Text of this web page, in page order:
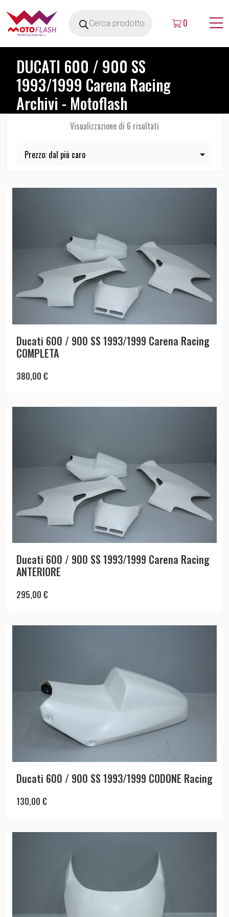
0
DUCATI 600 / 900 SS
1993/1999 Carena Racing
Archivi - Motoflash
Visualizzazione di 6 risultati
Ducati 600 / 900 SS 1993/1999 Carena Racing
COMPLETA
380,00 €
Ducati 600 / 900 SS 1993/1999 Carena Racing
ANTERIORE
295,00 €
Ducati 600 / 900 SS 1993/1999 CODONE Racing
130,00 €